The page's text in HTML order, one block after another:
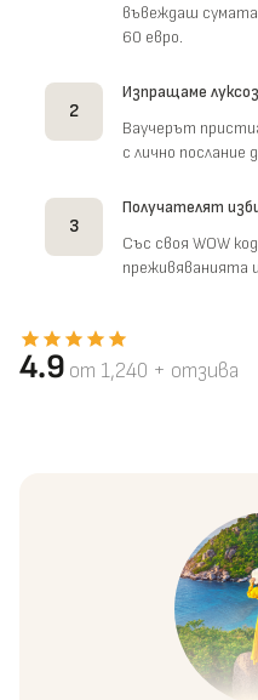
въвеждаш
60 евро.
2
Изпращаме
Ваучерът
с лично послание
3
Получателят
Със своя WOW
преживяванията
4.9 от 1,240 + отзива